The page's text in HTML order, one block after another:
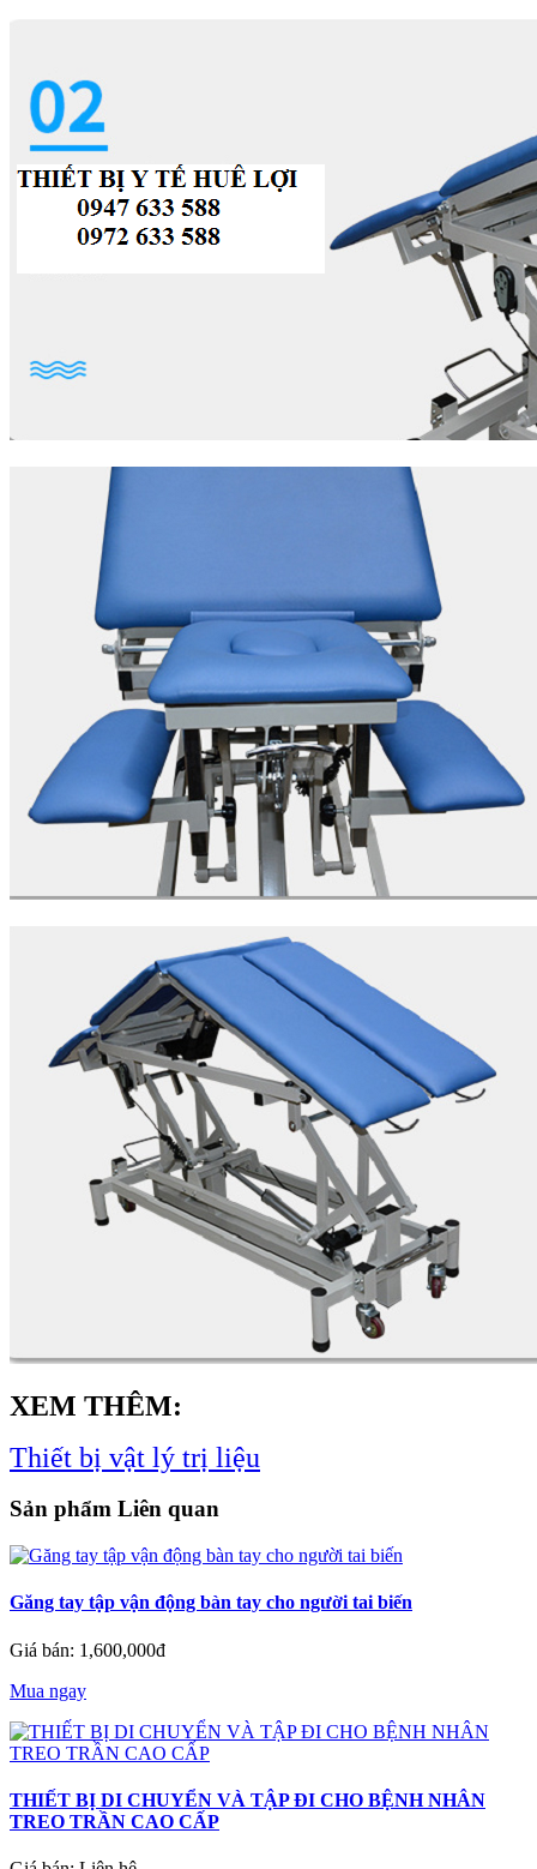
XEM THÊM:
Thiết bị vật lý trị liệu
Sản phẩm Liên quan
Găng tay tập vận động bàn tay cho người tai biến
Giá bán: 1,600,000đ
Mua ngay
THIẾT BỊ DI CHUYỂN VÀ TẬP ĐI CHO BỆNH NHÂN
TREO TRẦN CAO CẤP